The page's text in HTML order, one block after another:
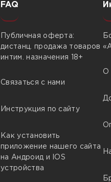
FAQ
Публичная оферта:
дистанц. продажа товаров
интим. назначения 18+
Связаться с нами
Инструкция по сайту
Как установить
приложение нашего сайта
на Андроид и IOS
устройства
О